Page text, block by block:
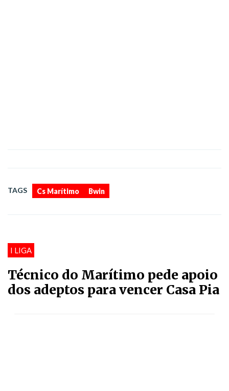
TAGS Cs Marítimo Bwin
I LIGA
Técnico do Marítimo pede apoio
dos adeptos para vencer Casa Pia